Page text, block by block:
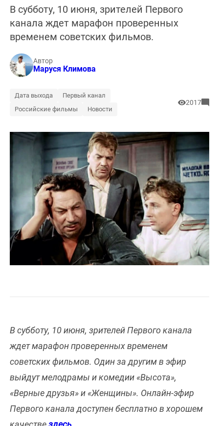
В субботу, 10 июня, зрителей Первого
канала ждет марафон проверенных
временем советских фильмов.
Автор
Маруся Климова
Дата выхода
Первый канал
Российские фильмы
Новости
2017
В субботу, 10 июня, зрителей Первого канала
ждет марафон проверенных временем
советских фильмов. Один за другим в эфир
выйдут мелодрамы и комедии «Высота»,
«Верные друзья» и «Женщины». Онлайн-эфир
Первого канала доступен бесплатно в хорошем